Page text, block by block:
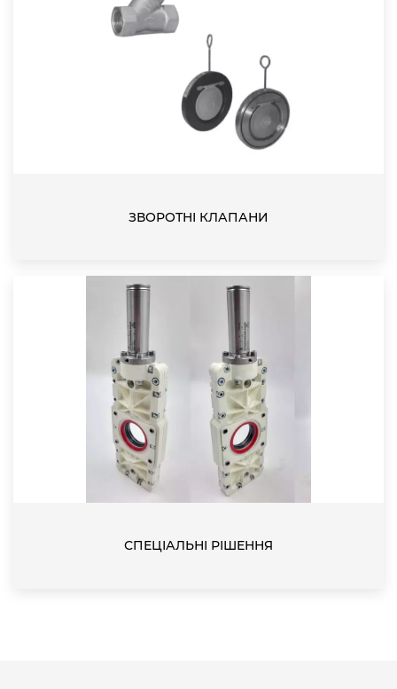
ЗВОРОТНІ КЛАПАНИ
СПЕЦІАЛЬНІ РІШЕННЯ